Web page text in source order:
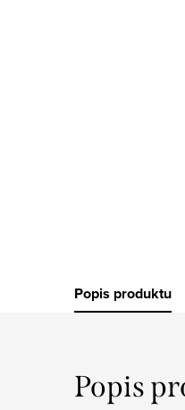
Popis produktu
Popis